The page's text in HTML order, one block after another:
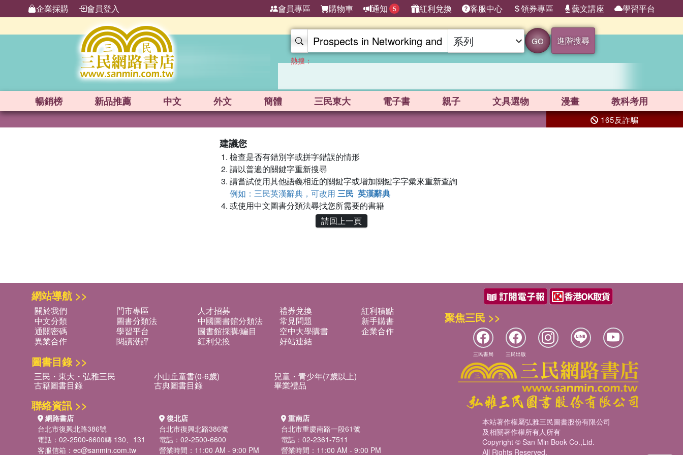
企業採購 會員登入 會員專區 購物車 通知 5 紅利兌換 客服中心 領券專區 藝文講座 學習平台
GO 進階搜尋
熱搜：
暢銷榜 新品推薦 中文 外文 簡體 三民東大 電子書 親子 文具選物 漫畫 教科考用
165反詐騙
建議您
檢查是否有錯別字或拼字錯誤的情形
請以普遍的關鍵字重新搜尋
請嘗試使用其他語義相近的關鍵字或增加關鍵字字彙來重新查詢
例如：三民英漢辭典，可改用 三民 英漢辭典
或使用中文圖書分類法尋找您所需要的書籍
請回上一頁
網站導航 >>
關於我們 門市專區 人才招募 禮券兌換
紅利積點
中文分類
圖書分類法 中國圖書館分類法 常見問題
新手購書
通關密碼
學習平台 圖書館採購/編目 空中大學購書
企業合作
異業合作
閱讀潮評 紅利兌換 好站連結
圖書目錄 >>
三民・東大・弘雅三民 小山丘童書(0-6歲) 兒童・青少年(7歲以上)
古籍圖書目錄 古典圖書目錄 畢業禮品
聯絡資訊 >>
網路書店
台北市復興北路386號
電話：02-2500-6600轉 130、131
客服信箱： ec@sanmin.com.tw
復北店
台北市復興北路386號
電話：02-2500-6600
營業時間：11:00 AM - 9:00 PM
重南店
台北市重慶南路一段61號
電話：02-2361-7511
營業時間：11:00 AM - 9:00 PM
聚焦三民 >>
三民書局 三民出版
本站著作權屬弘雅三民圖書股份有限公司
及相關著作權所有人所有
Copyright © San Min Book Co.,Ltd.
All Rights Reserved.